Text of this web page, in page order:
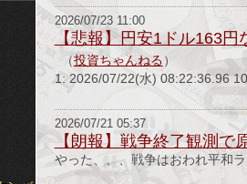
け
ア
ン
テ
ナ
2026/07/23 11:00
【悲報】円安1ドル163
（投資ちゃんねる）
1: 2026/07/22(水) 08:22:36.96
2026/07/21 05:37
【朗報】戦争終了観測で
やった、、、戦争はおわれ平和